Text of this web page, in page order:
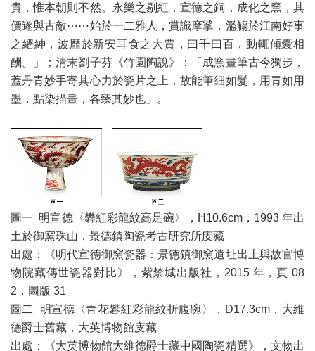
貴，惟本朝則不然。永樂之剔紅，宣德之銅，成化之窯，其
價遂與古敵⋯⋯始於一二雅人，賞識摩挲，濫觴於江南好事
之縉紳，波靡於新安耳食之大賈，曰千曰百，動輒傾囊相
酬。」；清末劉子芬《竹園陶說》：「成窯畫筆古今獨步，
蓋丹青妙手寄其心力於瓷片之上，故能筆細如髮，用青如用
墨，點染描畫，各臻其妙也」。
圖一 明宣德〈礬紅彩龍紋高足碗〉，H10.6cm，1993 年出
土於御窯珠山，景德鎮陶瓷考古研究所庋藏
出處：《明代宣德御窯瓷器：景德鎮御窯遺址出土與故官博
物院藏傳世瓷器對比》，紫禁城出版社，2015 年，頁 08
2，圖版 31
圖二 明宣德〈青花礬紅彩龍紋折腹碗〉，D17.3cm，大維
德爵士舊藏，大英博物館庋藏
出處：《大英博物館大維德爵士藏中國陶瓷精選》，文物出